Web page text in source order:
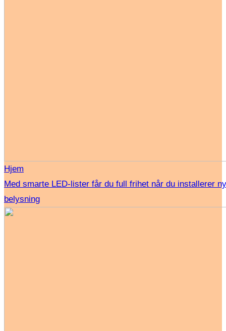
Hjem
Med smarte LED-lister får du full frihet når du installerer ny
belysning